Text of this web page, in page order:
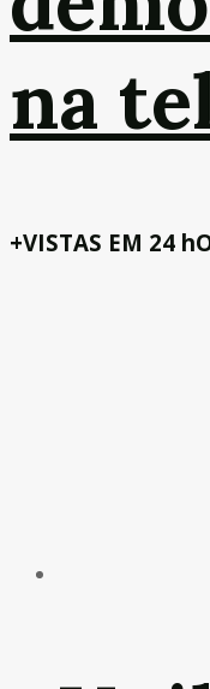
na
+VISTAS EM 24